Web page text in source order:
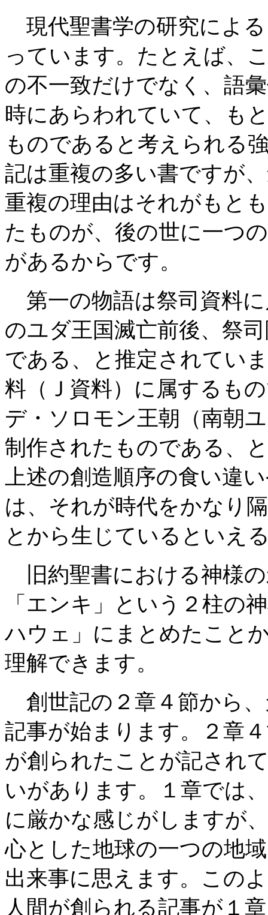
現代聖書学の研究によ
っています。たとえば、
の不一致だけでなく、語
時にあらわれていて、も
ものであると考えられる
記は重複の多い書ですが
重複の理由はそれがもと
たものが、後の世に一つ
があるからです。
第一の物語は祭司資料
のユダ王国滅亡前後、祭
である、と推定されてい
料（Ｊ資料）に属するも
デ・ソロモン王朝（南朝
制作されたものである、
上述の創造順序の食い違
は、それが時代をかなり
とから生じているといえ
旧約聖書における神様
「エンキ」という２柱の
ハウェ」にまとめたこと
理解できます。
創世記の２章４節から
記事が始まります。２章
が創られたことが記され
いがあります。１章では
に厳かな感じがしますが
心とした地球の一つの地
出来事に思えます。この
人間が創られる記事が１